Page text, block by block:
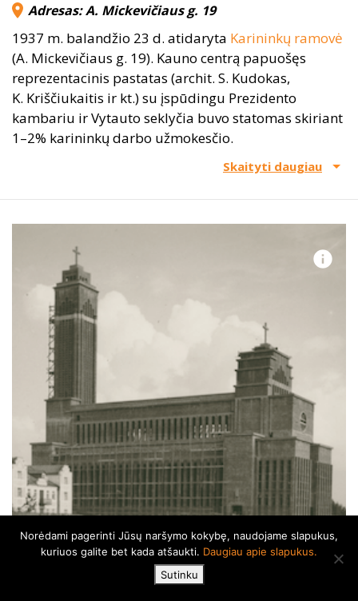
Adresas: A. Mickevičiaus g. 19
1937 m. balandžio 23 d. atidaryta Karininkų ramovė
(A. Mickevičiaus g. 19). Kauno centrą papuošęs
reprezentacinis pastatas (archit. S. Kudokas,
K. Kriščiukaitis ir kt.) su įspūdingu Prezidento
kambariu ir Vytauto seklyčia buvo statomas skiriant
1–2% karininkų darbo užmokesčio.
Skaityti daugiau
KRISTAUS PRISIKĖLIMO BAŽNYČIA
Norėdami pagerinti Jūsų naršymo kokybę, naudojame slapukus,
kuriuos galite bet kada atšaukti. Daugiau apie slapukus.
Sutinku